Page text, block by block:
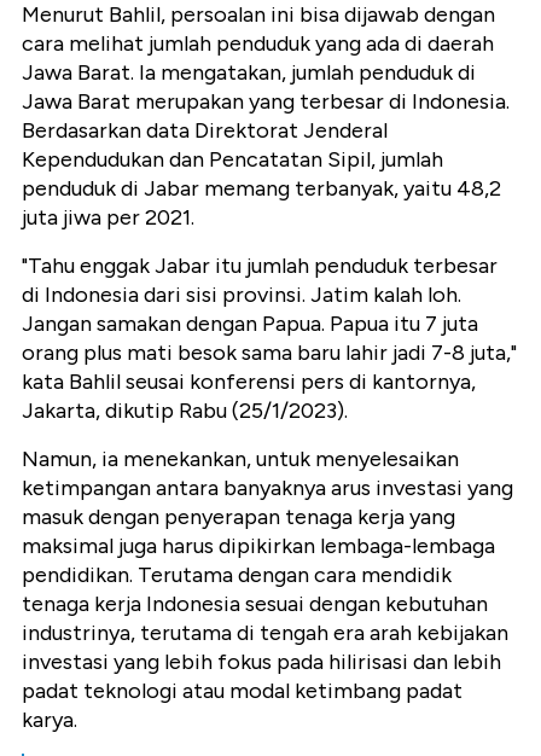
Menurut Bahlil, persoalan ini bisa dijawab dengan
cara melihat jumlah penduduk yang ada di daerah
Jawa Barat. Ia mengatakan, jumlah penduduk di
Jawa Barat merupakan yang terbesar di Indonesia.
Berdasarkan data Direktorat Jenderal
Kependudukan dan Pencatatan Sipil, jumlah
penduduk di Jabar memang terbanyak, yaitu 48,2
juta jiwa per 2021.
"Tahu enggak Jabar itu jumlah penduduk terbesar
di Indonesia dari sisi provinsi. Jatim kalah loh.
Jangan samakan dengan Papua. Papua itu 7 juta
orang plus mati besok sama baru lahir jadi 7-8 juta,"
kata Bahlil seusai konferensi pers di kantornya,
Jakarta, dikutip Rabu (25/1/2023).
Namun, ia menekankan, untuk menyelesaikan
ketimpangan antara banyaknya arus investasi yang
masuk dengan penyerapan tenaga kerja yang
maksimal juga harus dipikirkan lembaga-lembaga
pendidikan. Terutama dengan cara mendidik
tenaga kerja Indonesia sesuai dengan kebutuhan
industrinya, terutama di tengah era arah kebijakan
investasi yang lebih fokus pada hilirisasi dan lebih
padat teknologi atau modal ketimbang padat
karya.